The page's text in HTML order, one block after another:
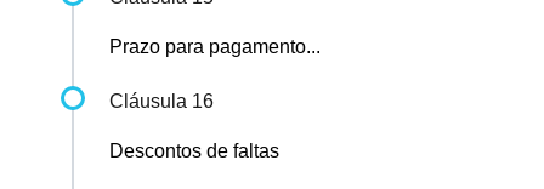
Prazo para pagamento...
Cláusula 16
Descontos de faltas